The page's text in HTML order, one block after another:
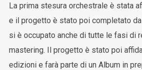
La prima stesura orchestrale è stata
e il progetto è stato poi completato da
si è occupato anche di tutte le fasi di
mastering. Il progetto è stato poi
edizioni e farà parte di un Album in